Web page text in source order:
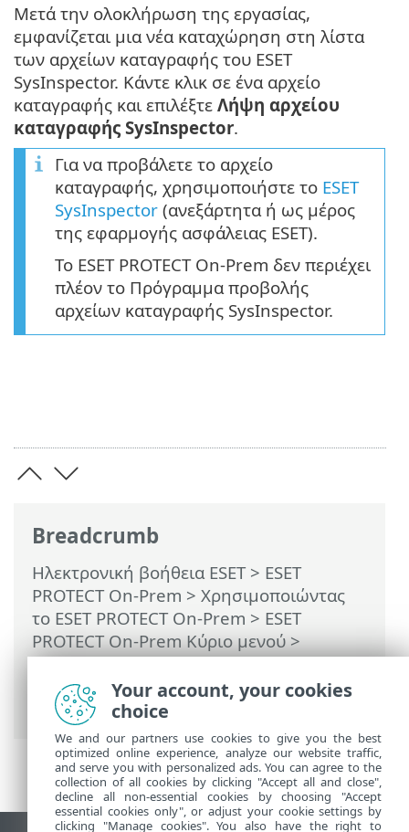
Breadcrumb
Ηλεκτρονική βοήθεια ESET> ESET
PROTECT On-Prem > Χρησιμοποιώντας
το ESET PROTECT On-Prem > ESET
PROTECT On-Prem Κύριο μενού>
Εργασίες>Εργασίες υπολογιστή-πελάτη
> Αίτημα αρχείου καταγραφής
SysInspector (μόνο για Windows)
Μετά την ολοκλήρωση της εργασίας,
εμφανίζεται μια νέα καταχώρηση στη λίστα
των αρχείων καταγραφής του ESET
SysInspector. Κάντε κλικ σε ένα αρχείο
καταγραφής και επιλέξτε Λήψη αρχείου
καταγραφής SysInspector.
Για να προβάλετε το αρχείο
καταγραφής, χρησιμοποιήστε το ESET
SysInspector (ανεξάρτητα ή ως μέρος
της εφαρμογής ασφάλειας ESET).
Το ESET PROTECT On-Prem δεν περιέχει
πλέον το Πρόγραμμα προβολής
αρχείων καταγραφής SysInspector.
Your account, your cookies
choice
We and our partners use cookies to give you the best
optimized online experience, analyze our website traffic,
and serve you with personalized ads. You can agree to the
collection of all cookies by clicking "Accept all and close",
decline all non-essential cookies by choosing "Accept
essential cookies only", or adjust your cookie settings by
clicking "Manage cookies". You also have the right to